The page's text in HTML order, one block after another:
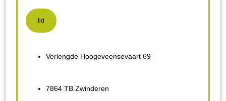
lid
Verlengde Hoogeveensevaart 69
7864 TB Zwinderen